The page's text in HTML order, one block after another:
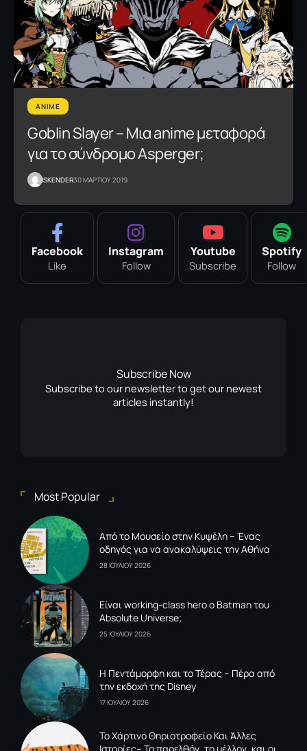
ANIME
Goblin Slayer – Μια anime μεταφορά
για το σύνδρομο Asperger;
ISKENDER30 ΜΑΡΤΙΟΥ 2019
Facebook
Like
Instagram
Follow
Youtube
Subscribe
Spotify
Follow
Subscribe Now
Subscribe to our newsletter to get our newest
articles instantly!
Most Popular
Από το Μουσείο στην Κυψέλη – Ένας
οδηγός για να ανακαλύψεις την Αθήνα
28 ΙΟΥΛΙΟΥ 2026
Είναι working-class hero ο Batman του
Absolute Universe;
25 ΙΟΥΛΙΟΥ 2026
Η Πεντάμορφη και το Τέρας – Πέρα από
την εκδοχή της Disney
17 ΙΟΥΛΙΟΥ 2026
To Xάρτινο Θηριοτροφείο Και Άλλες